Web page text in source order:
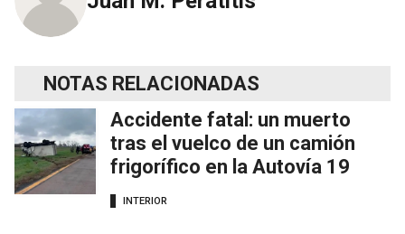
NOTAS RELACIONADAS
Accidente fatal: un muerto
tras el vuelco de un camión
frigorífico en la Autovía 19
INTERIOR